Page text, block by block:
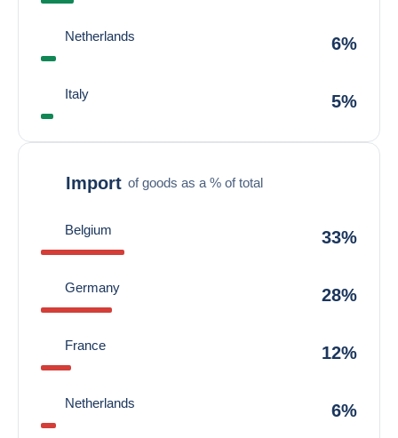
Netherlands 6%
Italy 5%
Import of goods as a % of total
Belgium 33%
Germany 28%
France 12%
Netherlands 6%